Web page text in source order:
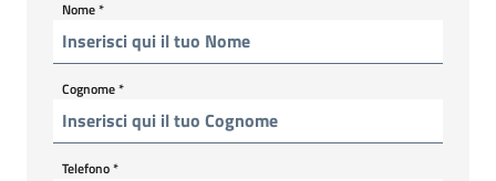
Nome*
Cognome*
Telefono*